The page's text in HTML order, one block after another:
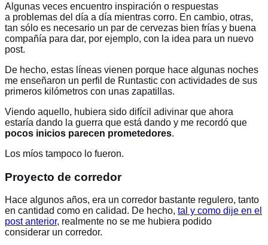
Algunas veces encuentro inspiración o respuestas
a problemas del día a día mientras corro. En cambio, otras,
tan sólo es necesario un par de cervezas bien frías y buena
compañía para dar, por ejemplo, con la idea para un nuevo
post.
De hecho, estas líneas vienen porque hace algunas noches
me enseñaron un perfil de Runtastic con actividades de sus
primeros kilómetros con unas zapatillas.
Viendo aquello, hubiera sido difícil adivinar que ahora
estaría dando la guerra que está dando y me recordó que
pocos inicios parecen prometedores.
Los míos tampoco lo fueron.
Proyecto de corredor
Hace algunos años, era un corredor bastante regulero, tanto
en cantidad como en calidad. De hecho, tal y como dije en el
post anterior, realmente no se me hubiera podido
considerar un corredor.